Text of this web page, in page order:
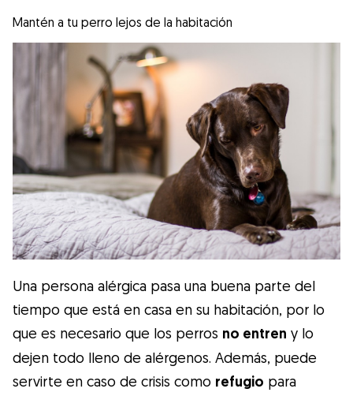
Mantén a tu perro lejos de la habitación
Una persona alérgica pasa una buena parte del
tiempo que está en casa en su habitación, por lo
que es necesario que los perros no entren y lo
dejen todo lleno de alérgenos. Además, puede
servirte en caso de crisis como refugio para